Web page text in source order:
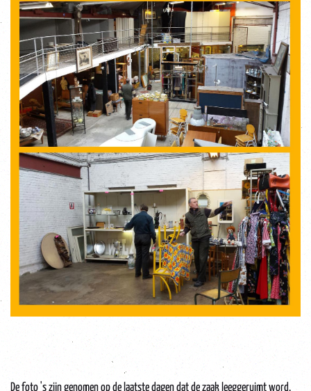
De foto 's zijn genomen op de laatste dagen dat de zaak leeggeruimt word.